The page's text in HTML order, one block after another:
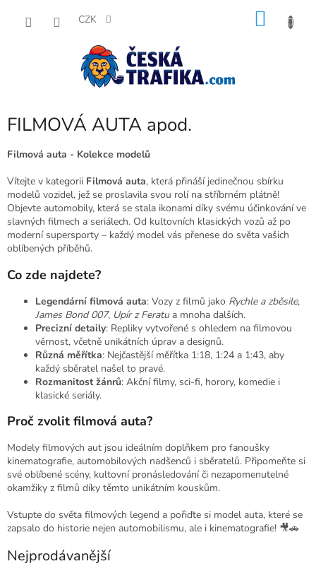
CZK
FILMOVÁ AUTA apod.
Filmová auta - Kolekce modelů
Vítejte v kategorii Filmová auta, která přináší jedinečnou sbírku
modelů vozidel, jež se proslavila svou rolí na stříbrném plátně!
Objevte automobily, která se stala ikonami díky svému účinkování ve
slavných filmech a seriálech. Od kultovních klasických vozů až po
moderní supersporty – každý model vás přenese do světa vašich
oblíbených příběhů.
Co zde najdete?
Legendární filmová auta: Vozy z filmů jako Rychle a zběsile,
James Bond 007, Upír z Feratua mnoha dalších.
Precizní detaily: Repliky vytvořené s ohledem na filmovou
věrnost, včetně unikátních úprav a designů.
Různá měřítka: Nejčastější měřítka 1:18, 1:24 a 1:43, aby
každý sběratel našel to pravé.
Rozmanitost žánrů: Akční filmy, sci-fi, horory, komedie i
klasické seriály.
Proč zvolit filmová auta?
Modely filmových aut jsou ideálním doplňkem pro fanoušky
kinematografie, automobilových nadšenců i sběratelů. Připomeňte si
své oblíbené scény, kultovní pronásledování či nezapomenutelné
okamžiky z filmů díky těmto unikátním kouskům.
Vstupte do světa filmových legend a pořiďte si model auta, které se
zapsalo do historie nejen automobilismu, ale i kinematografie! 🎥🚗
Nejprodávanější